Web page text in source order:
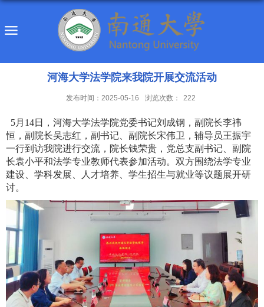
河海大学法学院来我院开展交流活动
发布时间：2025-05-16 浏览次数： 222
5月14日，河海大学法学院党委书记刘成钢，副院长李祎
恒，副院长吴志红，副书记、副院长宋伟卫，辅导员王振宇
一行到访我院进行交流，院长钱荣贵，党总支副书记、副院
长袁小平和法学专业教师代表参加活动。双方围绕法学专业
建设、学科发展、人才培养、学生招生与就业等议题展开研
讨。